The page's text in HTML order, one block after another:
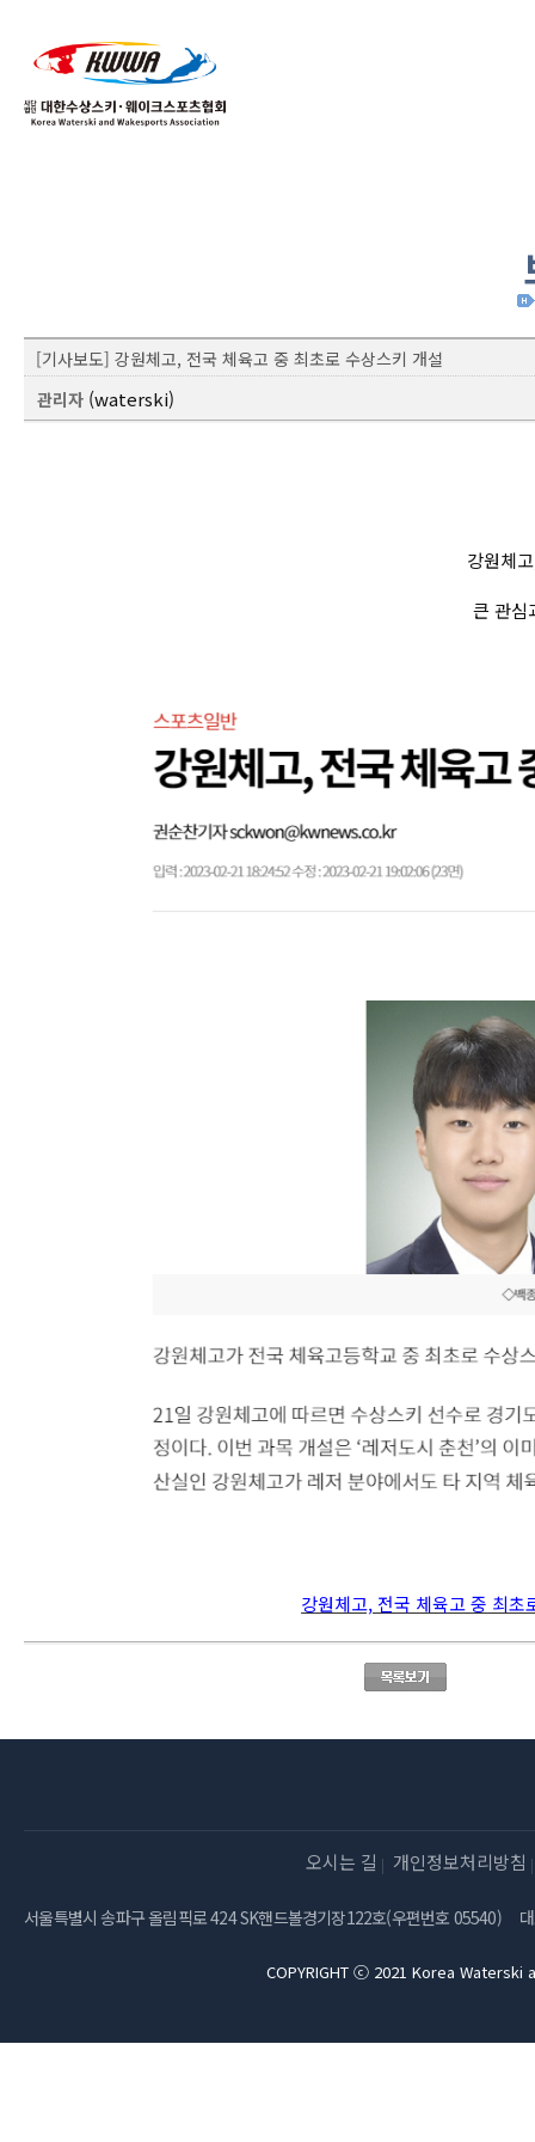
[기사보도] 강원체고, 전국 체육고 중 최초로 수상스키 개설
관리자(waterski)
강원체
큰 관심
강원체고, 전국 체육고 중 최
오시는 길 개인정보처리방침
서울특별시 송파구 올림픽로 424 SK핸드볼경기장122호(우편번호 05540)
COPYRIGHT ⓒ 2021 Korea Waterski